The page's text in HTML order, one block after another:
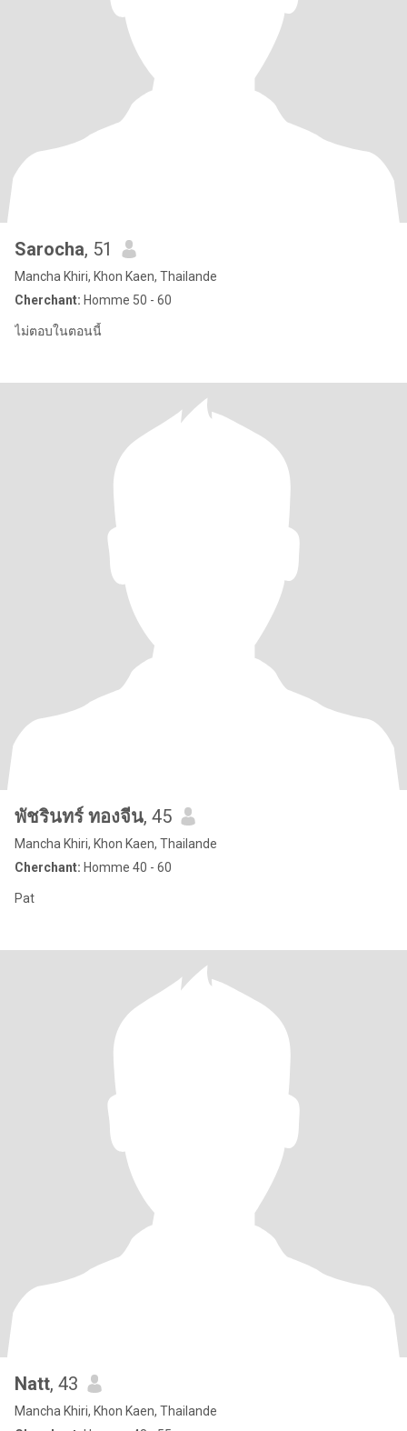
Sarocha, 51
Mancha Khiri, Khon Kaen, Thailande
Cherchant: Homme 50 - 60
ไม่ตอบในตอนนี้
พัชรินทร์ ทองจีน, 45
Mancha Khiri, Khon Kaen, Thailande
Cherchant: Homme 40 - 60
Pat
Natt, 43
Mancha Khiri, Khon Kaen, Thailande